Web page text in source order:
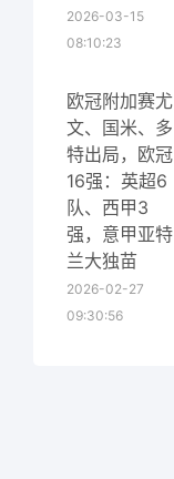
2026-03-15
08:10:23
欧冠附加赛尤
文、国米、多
特出局，欧冠
16强：英超6
队、西甲3
强，意甲亚特
兰大独苗
2026-02-27
09:30:56